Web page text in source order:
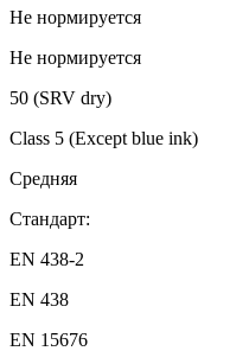
Не нормируется
Не нормируется
50 (SRV dry)
Class 5 (Except blue ink)
Средняя
Стандарт:
EN 438-2
EN 438
EN 15676